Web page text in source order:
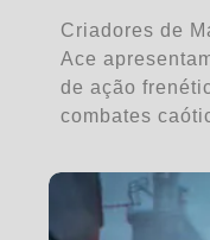
Criadores de
Ace
de ação
combates